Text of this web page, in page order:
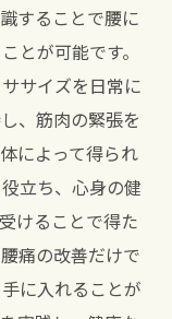
することで腰に
とが可能です。
サイズを日常に
、筋肉の緊張を
によって得られ
立ち、心身の健
けることで得た
痛の改善だけで
に入れることが